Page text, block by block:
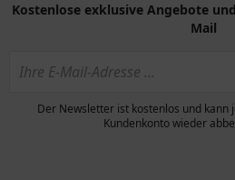
Kostenlose exklusive Angebote
Mail
Der Newsletter ist kostenlos und
Kundenkonto wieder